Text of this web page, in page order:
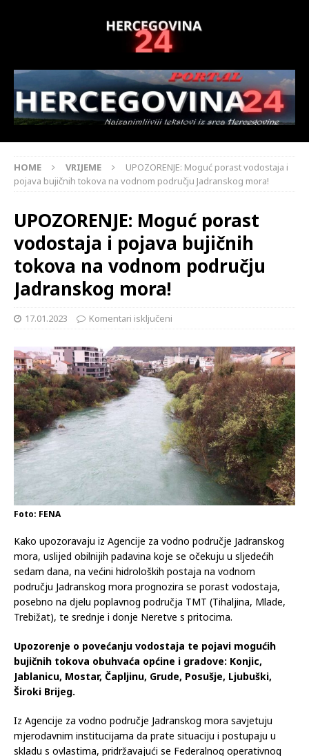
HOME VRIJEME
UPOZORENJE: Moguć porast vodostaja i
pojava bujičnih tokova na vodnom području Jadranskog mora!
UPOZORENJE: Moguć porast
vodostaja i pojava bujičnih
tokova na vodnom području
Jadranskog mora!
17.01.2023 Komentari isključeni
Foto: FENA
Kako upozoravaju iz Agencije za vodno područje Jadranskog
mora, uslijed obilnijih padavina koje se očekuju u sljedećih
sedam dana, na većini hidroloških postaja na vodnom
području Jadranskog mora prognozira se porast vodostaja,
posebno na djelu poplavnog područja TMT (Tihaljina, Mlade,
Trebižat), te srednje i donje Neretve s pritocima.
Upozorenje o povećanju vodostaja te pojavi mogućih
bujičnih tokova obuhvaća općine i gradove: Konjic,
Jablanicu, Mostar, Čapljinu, Grude, Posušje, Ljubuški,
Široki Brijeg.
Iz Agencije za vodno područje Jadranskog mora savjetuju
mjerodavnim institucijama da prate situaciju i postupaju u
skladu s ovlastima, pridržavajući se Federalnog operativnog